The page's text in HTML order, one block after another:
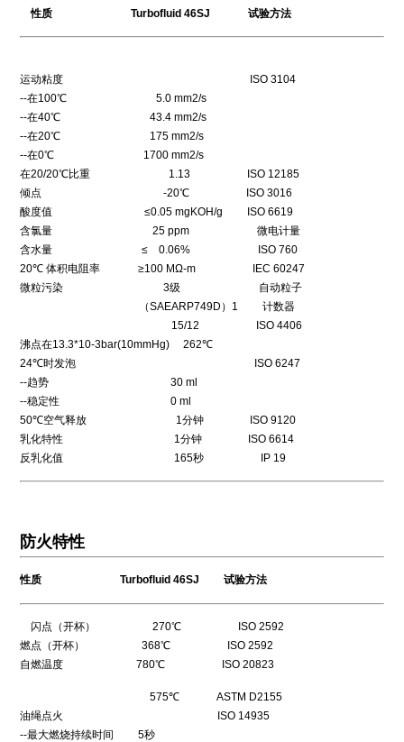
性质 Turbofluid 46SJ 试验方法
运动粘度 ISO 3104
--在100℃ 5.0 mm2/s
--在40℃ 43.4 mm2/s
--在20℃ 175 mm2/s
--在0℃ 1700 mm2/s
在20/20℃比重 1.13 ISO 12185
倾点 -20℃ ISO 3016
酸度值 ≤0.05 mgKOH/g ISO 6619
含氯量 25 ppm 微电计量
含水量 ≤ 0.06% ISO 760
20℃ 体积电阻率 ≥100 MΩ-m IEC 60247
微粒污染 3级 自动粒子
（SAEARP749D）1 计数器
15/12 ISO 4406
沸点在13.3*10-3bar(10mmHg) 262℃
24℃时发泡 ISO 6247
--趋势 30 ml
--稳定性 0 ml
50℃空气释放 1分钟 ISO 9120
乳化特性 1分钟 ISO 6614
反乳化值 165秒 IP 19
防火特性
性质 Turbofluid 46SJ 试验方法
闪点（开杯） 270℃ ISO 2592
燃点（开杯） 368℃ ISO 2592
自燃温度 780℃ ISO 20823
575℃ ASTM D2155
油绳点火 ISO 14935
--最大燃烧持续时间 5秒